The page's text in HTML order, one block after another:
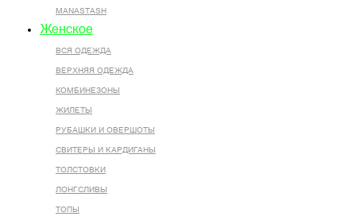
MANASTASH
Женское
ВСЯ ОДЕЖДА
ВЕРХНЯЯ ОДЕЖДА
КОМБИНЕЗОНЫ
ЖИЛЕТЫ
РУБАШКИ И ОВЕРШОТЫ
СВИТЕРЫ И КАРДИГАНЫ
ТОЛСТОВКИ
ЛОНГСЛИВЫ
ТОПЫ